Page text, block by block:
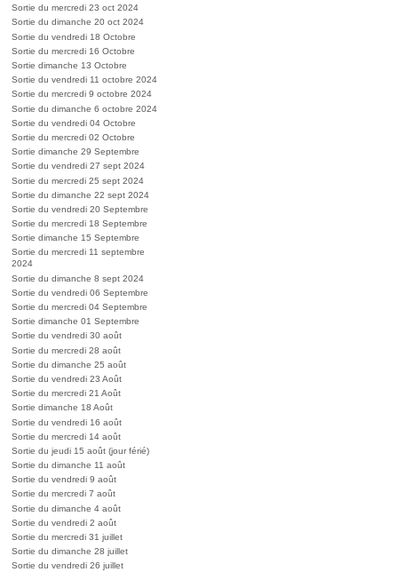
Sortie du mercredi 23 oct 2024
Sortie du dimanche 20 oct 2024
Sortie du vendredi 18 Octobre
Sortie du mercredi 16 Octobre
Sortie dimanche 13 Octobre
Sortie du vendredi 11 octobre 2024
Sortie du mercredi 9 octobre 2024
Sortie du dimanche 6 octobre 2024
Sortie du vendredi 04 Octobre
Sortie du mercredi 02 Octobre
Sortie dimanche 29 Septembre
Sortie du vendredi 27 sept 2024
Sortie du mercredi 25 sept 2024
Sortie du dimanche 22 sept 2024
Sortie du vendredi 20 Septembre
Sortie du mercredi 18 Septembre
Sortie dimanche 15 Septembre
Sortie du mercredi 11 septembre
2024
Sortie du dimanche 8 sept 2024
Sortie du vendredi 06 Septembre
Sortie du mercredi 04 Septembre
Sortie dimanche 01 Septembre
Sortie du vendredi 30 août
Sortie du mercredi 28 août
Sortie du dimanche 25 août
Sortie du vendredi 23 Août
Sortie du mercredi 21 Août
Sortie dimanche 18 Août
Sortie du vendredi 16 août
Sortie du mercredi 14 août
Sortie du jeudi 15 août (jour férié)
Sortie du dimanche 11 août
Sortie du vendredi 9 août
Sortie du mercredi 7 août
Sortie du dimanche 4 août
Sortie du vendredi 2 août
Sortie du mercredi 31 juillet
Sortie du dimanche 28 juillet
Sortie du vendredi 26 juillet